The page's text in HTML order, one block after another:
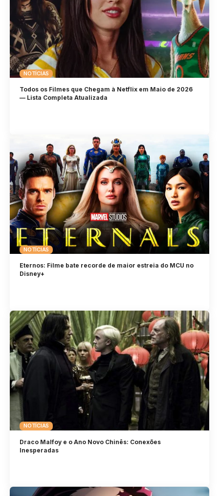
NOTÍCIAS
Todos os Filmes que Chegam à Netflix em Maio de 2026
— Lista Completa Atualizada
NOTÍCIAS
Eternos: Filme bate recorde de maior estreia do MCU no
Disney+
NOTÍCIAS
Draco Malfoy e o Ano Novo Chinês: Conexões
Inesperadas